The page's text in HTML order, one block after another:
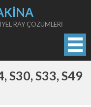
RAY ÇÖZÜMLERİ
S30, S33, S49